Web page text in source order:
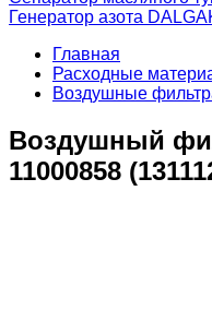
Генератор азота
Главная
Расходные
Воздушные
Воздушный
11000858